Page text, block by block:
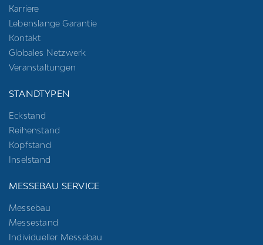
Karriere
Lebenslange Garantie
Kontakt
Globales Netzwerk
Veranstaltungen
STANDTYPEN
Eckstand
Reihenstand
Kopfstand
Inselstand
MESSEBAU SERVICE
Messebau
Messestand
Individueller Messebau